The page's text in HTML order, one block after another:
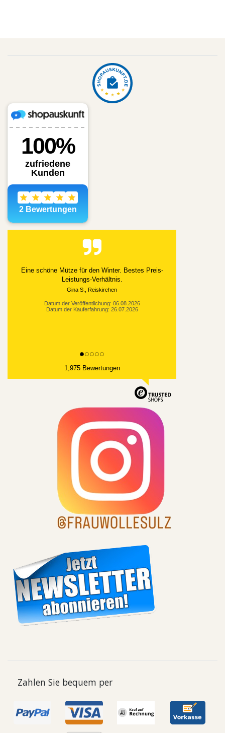
Alles gut geklappt
Datum der Kauferfahrung: 21.07.2026
1,975 Bewertungen
Zahlen Sie bequem per